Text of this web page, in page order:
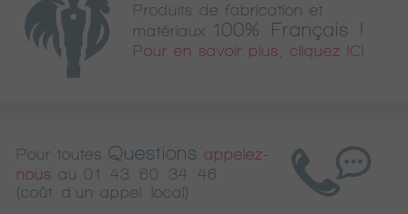
Produits de fabrication et
matériaux
100% Français !
Pour en savoir plus, cliquez ICI
Pour toutes Questions appelez-
nous au 01 43 60 34 46
(coût d'un appel local)